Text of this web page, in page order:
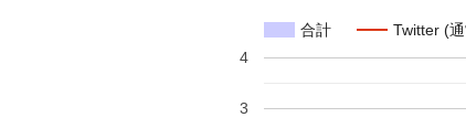
合計 Twitter (
3
4